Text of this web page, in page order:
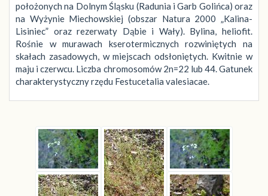
położonych na Dolnym Śląsku (Radunia i Garb Golińca) oraz
na Wyżynie Miechowskiej (obszar Natura 2000 „Kalina-
Lisiniec” oraz rezerwaty Dąbie i Wały). Bylina, heliofit.
Rośnie w murawach kserotermicznych rozwiniętych na
skałach zasadowych, w miejscach odsłoniętych. Kwitnie w
maju i czerwcu. Liczba chromosomów 2n=22 lub 44. Gatunek
charakterystyczny rzędu Festucetalia valesiacae.